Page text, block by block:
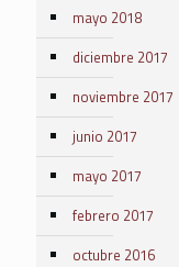
mayo 2018
diciembre 2017
noviembre 2017
junio 2017
mayo 2017
febrero 2017
octubre 2016